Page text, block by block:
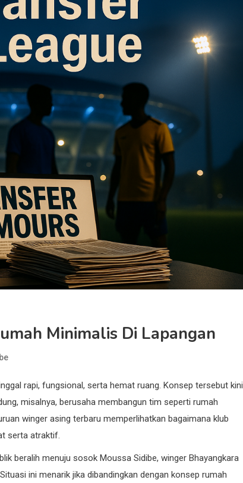
Minimalis Di Lapangan
rapi, fungsional, serta hemat ruang. Konsep tersebut kini
misalnya, berusaha membangun tim seperti rumah
winger asing terbaru memperlihatkan bagaimana klub
serta atraktif.
beralih menuju sosok Moussa Sidibe, winger Bhayangkara
ini menarik jika dibandingkan dengan konsep rumah